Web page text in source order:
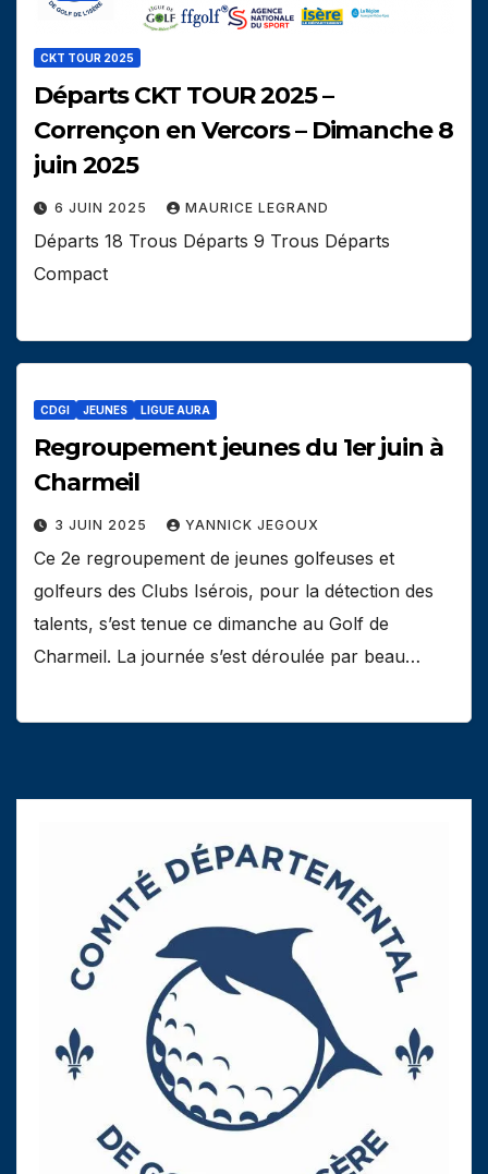
CKT TOUR 2025
Départs CKT TOUR 2025 –
Corrençon en Vercors – Dimanche 8
juin 2025
6 JUIN 2025 MAURICE LEGRAND
Départs 18 Trous Départs 9 Trous Départs
Compact
CDGI JEUNES LIGUE AURA
Regroupement jeunes du 1er juin à
Charmeil
3 JUIN 2025 YANNICK JEGOUX
Ce 2e regroupement de jeunes golfeuses et
golfeurs des Clubs Isérois, pour la détection des
talents, s’est tenue ce dimanche au Golf de
Charmeil. La journée s’est déroulée par beau…